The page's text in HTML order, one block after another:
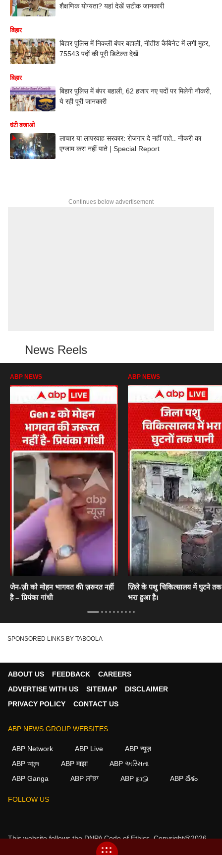
शैक्षणिक योग्यता? यहां देखें सटीक जानकारी
बिहार
बिहार पुलिस में निकली बंपर बहाली, नीतीश कैबिनेट में लगी मुहर,
75543 पदों की पूरी डिटेल्स देखें
बिहार
बिहार पुलिस में बंपर बहाली, 62 हजार नए पदों पर मिलेगी नौकरी,
ये रही पूरी जानकारी
घंटी बजाओ
लाचार या लापरवाह सरकार: रोजगार दे नहीं पाते.. नौकरी का
एग्जाम करा नहीं पाते | Special Report
Continues below advertisement
News Reels
ABP NEWS
जेन-ज़ी को मोहन भागवत की ज़रूरत नहीं
है – प्रियंका गांधी
ABP NEWS
ज़िले के पशु चिकित्सालय में घुटने तक
भरा हुआ है।
SPONSORED LINKS BY TABOOLA
ABOUT US FEEDBACK
CAREERS
ADVERTISE WITH US
SITEMAP
DISCLAIMER
PRIVACY POLICY
CONTACT US
ABP NEWS GROUP WEBSITES
ABP Network ABP Live
ABP न्यूज़
ABP আনন্দ
ABP माझा
ABP અસ્મિતા
ABP Ganga
ABP ਸਾਂਝਾ ABP நாடு ABP దేశం
FOLLOW US
This website follows theDNPA Code of Ethics.Copyright@2026.
We use cookies to improve your experience, analyze